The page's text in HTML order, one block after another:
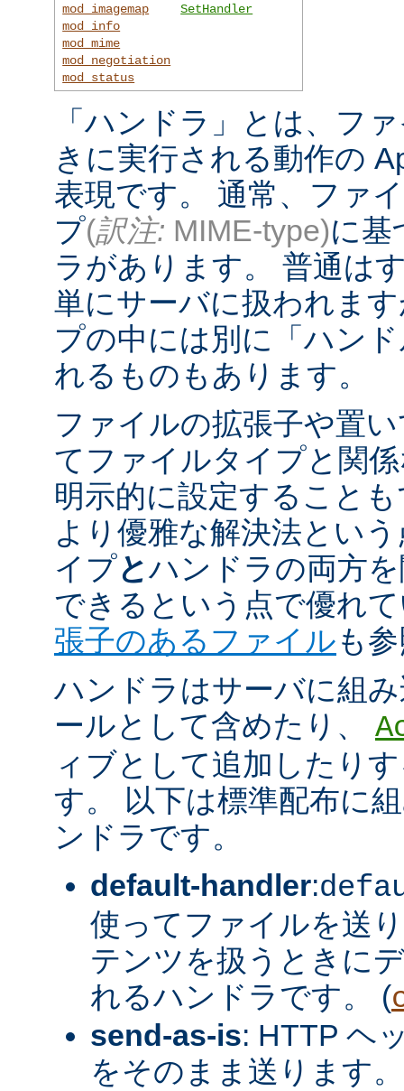
mod_imagemap
mod_info
mod_mime
mod_negotiation
mod_status
SetHandler
「ハンドラ」とは、フ
きに実行される動作の
表現です。 通常、ファ
プ(訳注: MIME-type)に基
ラがあります。 普通は
単にサーバに扱われま
プの中には別に「ハン
れるものもあります。
ファイルの拡張子や置
てファイルタイプと関
明示的に設定すること
より優雅な解決法とい
イプとハンドラの両方
できるという点で優れ
張子のあるファイルも
ハンドラはサーバに組
ールとして含めたり、
ィブとして追加したり
す。 以下は標準配布に
ンドラです。
default-handler:
使ってファイルを送
テンツを扱うときに
れるハンドラです。 (
send-as-is: HTTP ヘ
をそのまま送ります